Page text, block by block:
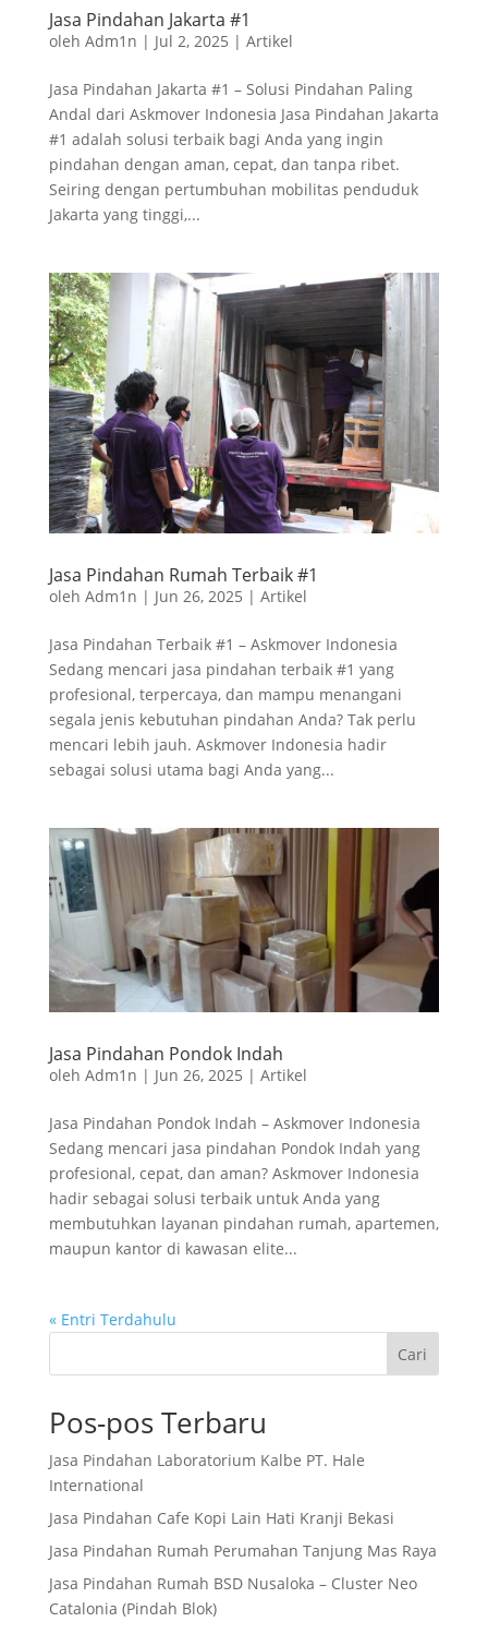
Jasa Pindahan Jakarta #1
oleh Adm1n | Jul 2, 2025 | Artikel
Jasa Pindahan Jakarta #1 – Solusi Pindahan Paling
Andal dari Askmover Indonesia Jasa Pindahan Jakarta
#1 adalah solusi terbaik bagi Anda yang ingin
pindahan dengan aman, cepat, dan tanpa ribet.
Seiring dengan pertumbuhan mobilitas penduduk
Jakarta yang tinggi,...
Jasa Pindahan Rumah Terbaik #1
oleh Adm1n | Jun 26, 2025 | Artikel
Jasa Pindahan Terbaik #1 – Askmover Indonesia
Sedang mencari jasa pindahan terbaik #1 yang
profesional, terpercaya, dan mampu menangani
segala jenis kebutuhan pindahan Anda? Tak perlu
mencari lebih jauh. Askmover Indonesia hadir
sebagai solusi utama bagi Anda yang...
Jasa Pindahan Pondok Indah
oleh Adm1n | Jun 26, 2025 | Artikel
Jasa Pindahan Pondok Indah – Askmover Indonesia
Sedang mencari jasa pindahan Pondok Indah yang
profesional, cepat, dan aman? Askmover Indonesia
hadir sebagai solusi terbaik untuk Anda yang
membutuhkan layanan pindahan rumah, apartemen,
maupun kantor di kawasan elite...
« Entri Terdahulu
Cari
Pos-pos Terbaru
Jasa Pindahan Laboratorium Kalbe PT. Hale
International
Jasa Pindahan Cafe Kopi Lain Hati Kranji Bekasi
Jasa Pindahan Rumah Perumahan Tanjung Mas Raya
Jasa Pindahan Rumah BSD Nusaloka – Cluster Neo
Catalonia (Pindah Blok)